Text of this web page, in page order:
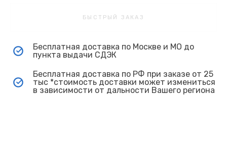
БЫСТРЫЙ ЗАКАЗ
Бесплатная доставка по Москве и МО до
пункта выдачи СДЭК
Бесплатная доставка по РФ при заказе от 25
тыс *стоимость доставки может измениться
в зависимости от дальности Вашего региона